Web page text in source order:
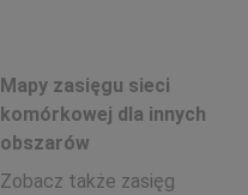
Mapy zasięgu sieci
komórkowej dla innych
obszarów
Zobacz także zasięg